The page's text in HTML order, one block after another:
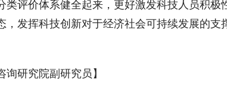
评价体系健全起来，更好激发科技人员积极
发挥科技创新对于经济社会可持续发展的支
研究院副研究员】